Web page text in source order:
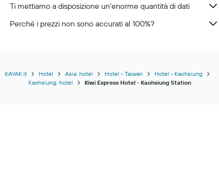
Ti mettiamo a disposizione un’enorme quantità di dati
Perché i prezzi non sono accurati al 100%?
KAYAK.it Hotel Asia: hotel Hotel - Taiwan
Hotel - Kaohsiung
Kaohsiung: hotel
Kiwi Express Hotel - Kaohsiung Station